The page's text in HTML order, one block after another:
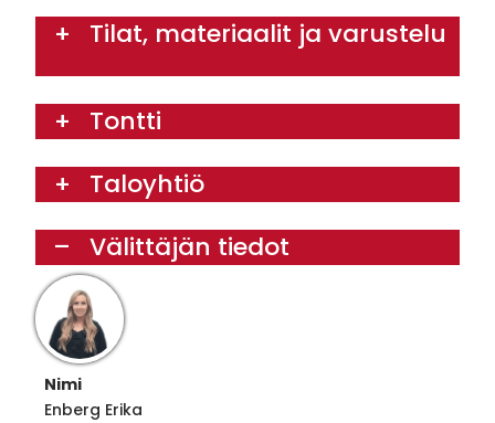
Tilat, materiaalit ja varustelu
Tontti
Taloyhtiö
Välittäjän tiedot
Nimi
Enberg Erika